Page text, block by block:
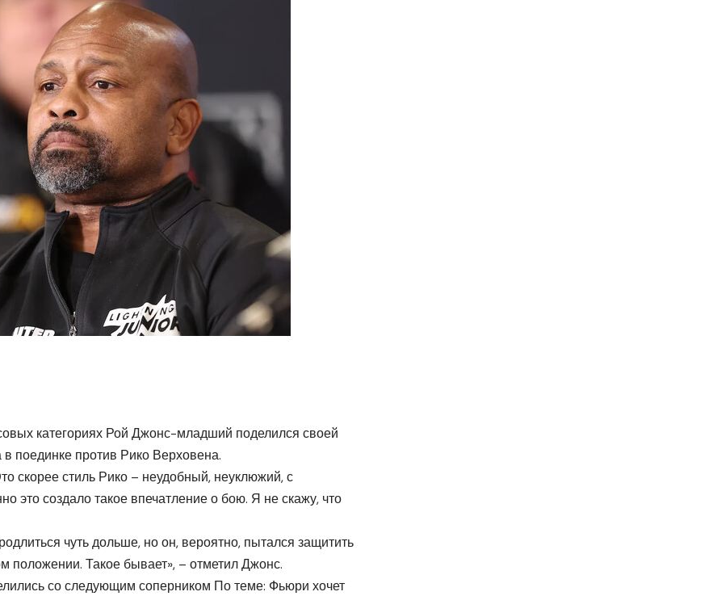
категориях Рой Джонс-младший поделился своей
поединке против Рико Верховена.
скорее стиль Рико – неудобный, неуклюжий, с
это создало такое впечатление о бою. Я не скажу, что
чуть дольше, но он, вероятно, пытался защитить
положении. Такое бывает», – отметил Джонс.
со следующим соперником По теме: Фьюри хочет